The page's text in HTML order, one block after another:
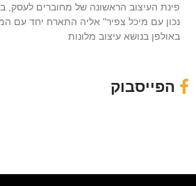
פינת העיצוב הראשונה של מחוברים לעסק,
נכון עם מיכל צפיר" אליה התארח יחד עם
באולפן בנושא עיצוב מלונות
הפייסבוק